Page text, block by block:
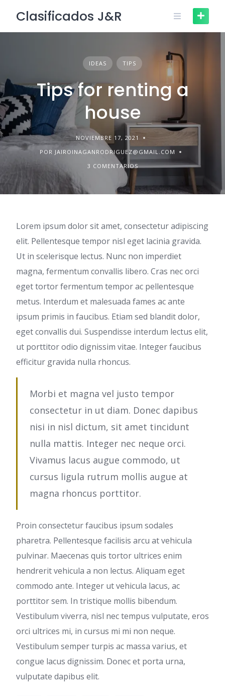
content
Clasificados J&R
IDEAS TIPS
Tips for renting a
house
NOVIEMBRE 17, 2021
POR JAIROINAGANRODRIGUEZ@GMAIL.COM
3 COMENTARIOS
Lorem ipsum dolor sit amet, consectetur adipiscing
elit. Pellentesque tempor nisl eget lacinia gravida.
Ut in scelerisque lectus. Nunc non imperdiet
magna, fermentum convallis libero. Cras nec orci
eget tortor fermentum tempor ac pellentesque
metus. Interdum et malesuada fames ac ante
ipsum primis in faucibus. Etiam sed blandit dolor,
eget convallis dui. Suspendisse interdum lectus elit,
ut porttitor odio dignissim vitae. Integer faucibus
efficitur gravida nulla rhoncus.
Morbi et magna vel justo tempor
consectetur in ut diam. Donec dapibus
nisi in nisl dictum, sit amet tincidunt
nulla mattis. Integer nec neque orci.
Vivamus lacus augue commodo, ut
cursus ligula rutrum mollis augue at
magna rhoncus porttitor.
Proin consectetur faucibus ipsum sodales
pharetra. Pellentesque facilisis arcu at vehicula
pulvinar. Maecenas quis tortor ultrices enim
hendrerit vehicula a non lectus. Aliquam eget
commodo ante. Integer ut vehicula lacus, ac
porttitor sem. In tristique mollis bibendum.
Vestibulum viverra, nisl nec tempus vulputate, eros
orci ultrices mi, in cursus mi mi non neque.
Vestibulum semper turpis ac massa varius, et
congue lacus dignissim. Donec et porta urna,
vulputate dapibus elit.